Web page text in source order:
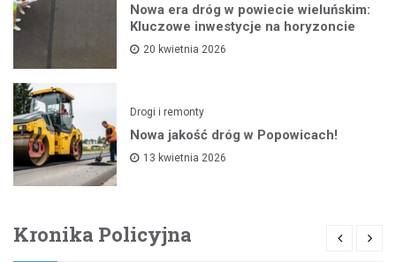
Nowa era dróg w powiecie wieluńskim:
Kluczowe inwestycje na horyzoncie
20 kwietnia 2026
Drogi i remonty
Nowa jakość dróg w Popowicach!
13 kwietnia 2026
Kronika Policyjna